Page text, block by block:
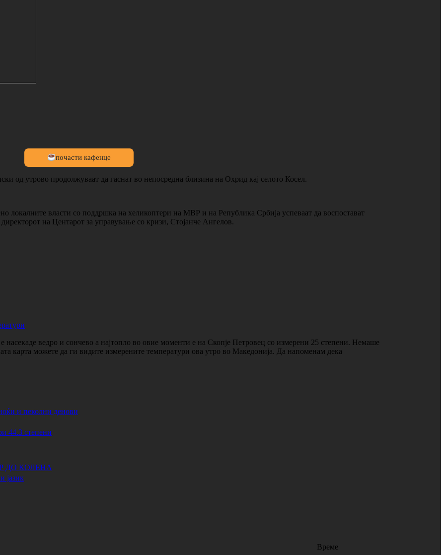
почасти кафенце
од утрово продолжуваат да гаснат во непосредна близина на Охрид кај селото Косел.
локалните власти со поддршка на хеликоптери на МВР и на Република Србија успеваат да воспостават
на Центарот за управување со кризи, Стојанче Ангелов.
ведро и сончево а најтопло во овие моменти е на Скопје Петровец со измерени 25 степени. Немаше
карта можете да ги видите измерените температури ова утро во Македонија. Да напоменам дека
и пеколни денови
степени
ДО КОЛЕНА
јазик
Време